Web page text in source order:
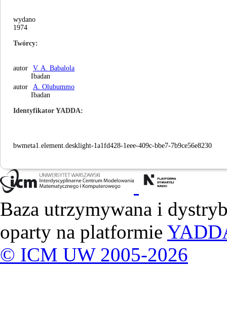
wydano
1974
Twórcy
autor
V. A. Babalola
Ibadan
autor
A. Olubummo
Ibadan
Identyfikator YADDA
bwmeta1.element.desklight-1a1fd428-1eee-409c-bbe7-7b9ce56e8230
Baza utrzymywana i
oparty na platformie
© ICM UW 2005-2026